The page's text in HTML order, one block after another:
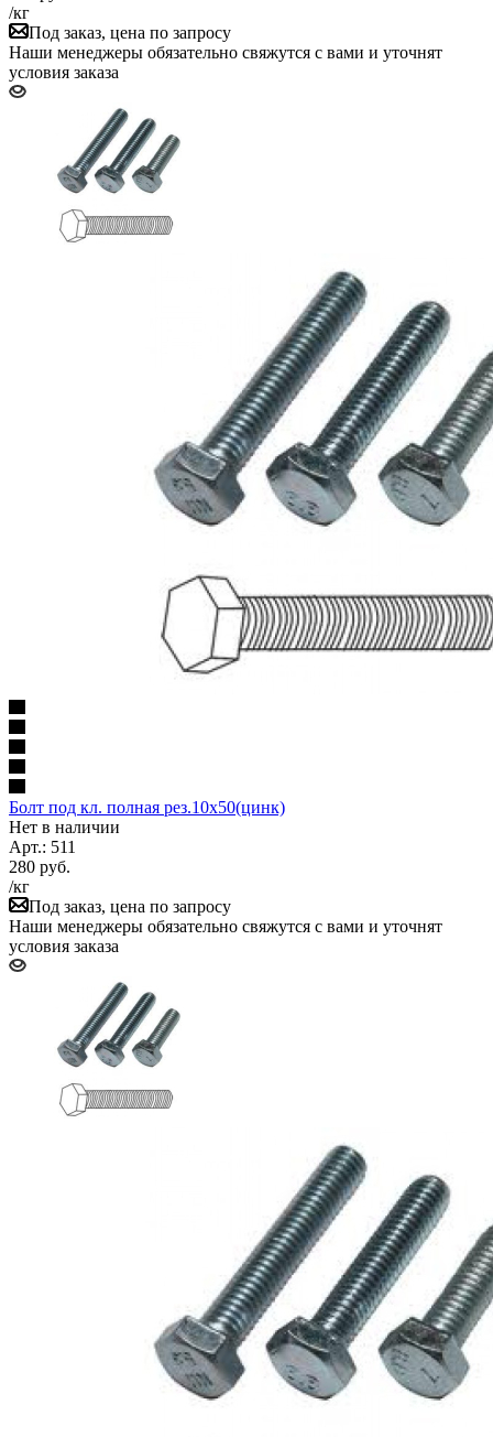
/кг
Под заказ, цена по запросу
Наши менеджеры обязательно свяжутся с вами и уточнят
условия заказа
Болт под кл. полная рез.10х50(цинк)
Нет в наличии
Арт.: 511
280 руб.
/кг
Под заказ, цена по запросу
Наши менеджеры обязательно свяжутся с вами и уточнят
условия заказа